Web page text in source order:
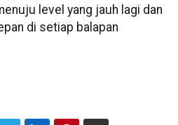
level yang jauh lagi dan
di setiap balapan